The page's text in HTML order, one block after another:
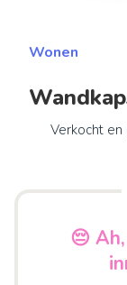
Wonen
Verkocht
😔